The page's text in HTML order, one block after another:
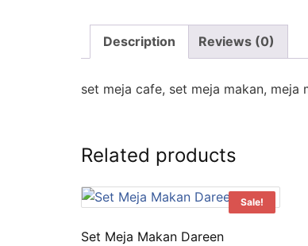
Description Reviews (0)
set meja cafe, set meja makan, meja
Related products
Sale!
Set Meja Makan Dareen